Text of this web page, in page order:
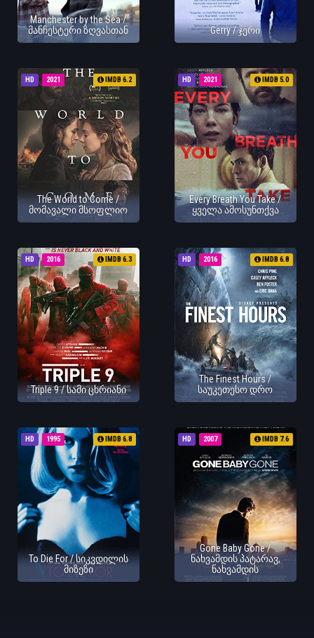
Manchester by the Sea /
მანჩესტერი ზღვასთან
Gerry / ჯერი
HD 2021 IMDB 6.2
The World to Come /
მომავალი მსოფლიო
HD 2021 IMDB 5.0
Every Breath You Take /
ყველა ამოსუნთქვა
HD 2016 IMDB 6.3
Triple 9 / სამი ცხრიანი
HD 2016 IMDB 6.8
The Finest Hours /
საუკეთესო დრო
HD 1995 IMDB 6.8
To Die For / სიკვდილის
მიზეზი
HD 2007 IMDB 7.6
Gone Baby Gone /
ნახვამდის პატარავ,
ნახვამდის